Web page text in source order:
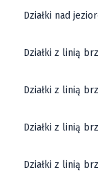
Działki nad
Działki z linią
Działki z linią
Działki z linią
Działki z linią